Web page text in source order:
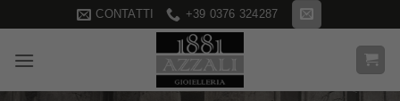
ai
contenuti
CONTATTI +39 0376 324287